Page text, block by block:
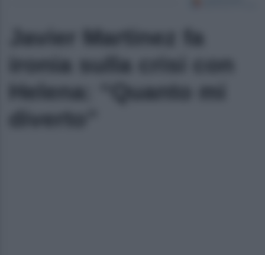
Javier Martinez fa
ironia sulla crisi con
Helena: “Quanto mi
diverto”